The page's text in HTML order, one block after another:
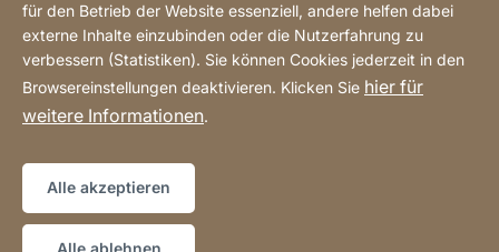
Social Media
Newsletter bestellen
Website
[Website
information]
Sitemap
für den Betrieb der Website essenziell, andere helfen dabei
externe Inhalte einzubinden oder die Nutzerfahrung zu
verbessern (Statistiken). Sie können Cookies jederzeit in den
Browsereinstellungen deaktivieren. Klicken Sie hier für
weitere Informationen.
Alle akzeptieren
Alle ablehnen